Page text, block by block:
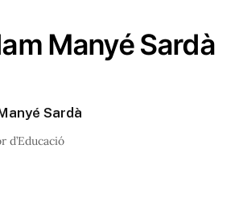
Manyé Sardà
Sardà
d’Educació